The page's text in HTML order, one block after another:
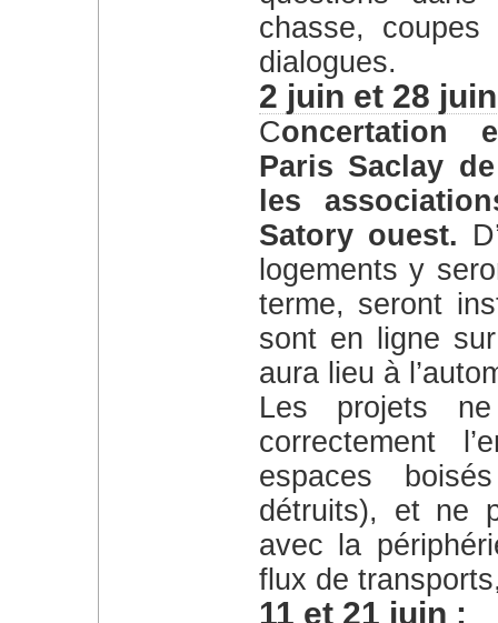
chasse,
dialogues.
2 juin et 28
Concertation entre l’EPAPS (établissement
Paris Saclay
les
Satory ouest.
logements y
terme, seront
sont en ligne
aura lieu à
Les projets ne nous semblent pas intégrés
correctement
espaces
détruits), et ne
avec la
flux de
11 et 21 juin :